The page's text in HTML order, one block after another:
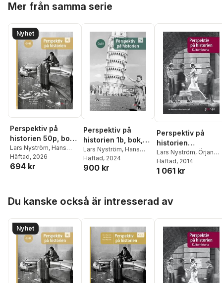
Mer från samma serie
Nyhet
Perspektiv på
historien 50p, bok,
Gy25
Lars Nyström, Hans
Nyström,Örjan
Nyström,
Häftad, 2026
694 kr
Perspektiv på
historien 1b, bok,
Gy25
Lars Nyström, Hans
Nyström,Örjan
Nyström,
Häftad, 2024
900 kr
Perspektiv på
historien
Kulturhistoria
Lars Nyström, Örjan
Nyström
Häftad, 2014
1 061 kr
Du kanske också är intresserad av
Nyhet